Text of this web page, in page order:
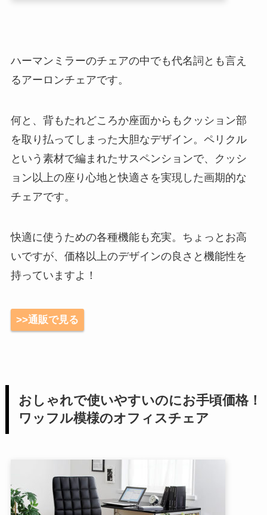
ハーマンミラーのチェアの中でも代名詞とも言え
るアーロンチェアです。
何と、背もたれどころか座面からもクッション部
を取り払ってしまった大胆なデザイン。ペリクル
という素材で編まれたサスペンションで、クッシ
ョン以上の座り心地と快適さを実現した画期的な
チェアです。
快適に使うための各種機能も充実。ちょっとお高
いですが、価格以上のデザインの良さと機能性を
持っていますよ！
>>通販で見る
おしゃれで使いやすいのにお手頃価格！
ワッフル模様のオフィスチェア